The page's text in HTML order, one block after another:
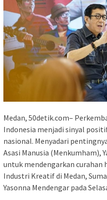
Medan, 50detik.com–
Indonesia menjadi sinyal
nasional. Menyadari
Asasi Manusia (Menkumham),
untuk mendengarkan curahan
Industri Kreatif di Medan,
Yasonna Mendengar pada